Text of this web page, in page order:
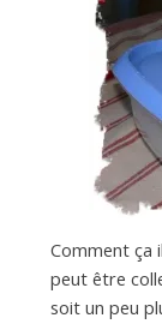
Comment ça
peut être
soit un peu